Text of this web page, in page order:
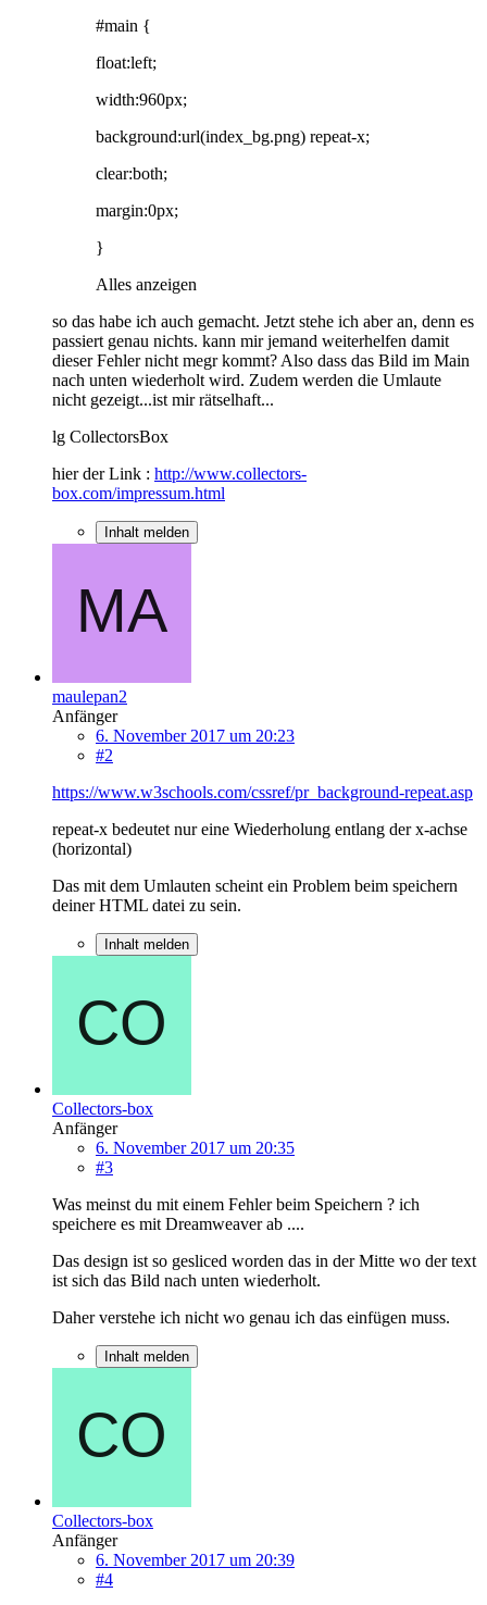
#main {
float:left;
width:960px;
background:url(index_bg.png) repeat-x;
clear:both;
margin:0px;
}
Alles anzeigen
so das habe ich auch gemacht. Jetzt stehe ich aber an, denn es
passiert genau nichts. kann mir jemand weiterhelfen damit
dieser Fehler nicht megr kommt? Also dass das Bild im Main
nach unten wiederholt wird. Zudem werden die Umlaute
nicht gezeigt...ist mir rätselhaft...
lg CollectorsBox
hier der Link : http://www.collectors-
box.com/impressum.html
Inhalt melden
maulepan2
Anfänger
6. November 2017 um 20:23
#2
https://www.w3schools.com/cssref/pr_background-repeat.asp
repeat-x bedeutet nur eine Wiederholung entlang der x-achse
(horizontal)
Das mit dem Umlauten scheint ein Problem beim speichern
deiner HTML datei zu sein.
Inhalt melden
Collectors-box
Anfänger
6. November 2017 um 20:35
#3
Was meinst du mit einem Fehler beim Speichern ? ich
speichere es mit Dreamweaver ab ....
Das design ist so gesliced worden das in der Mitte wo der text
ist sich das Bild nach unten wiederholt.
Daher verstehe ich nicht wo genau ich das einfügen muss.
Inhalt melden
Collectors-box
Anfänger
6. November 2017 um 20:39
#4